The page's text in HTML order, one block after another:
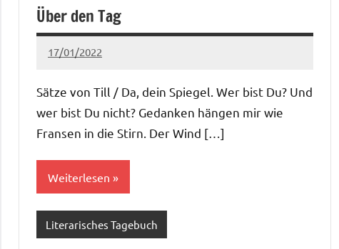
Über den Tag
17/01/2022
Ria
Keine
Sätze von Till / Da, dein Spiegel. Wer bist Du? Und
wer bist Du nicht? Gedanken hängen mir wie
Fransen in die Stirn. Der Wind […]
Weiterlesen
Literarisches Tagebuch